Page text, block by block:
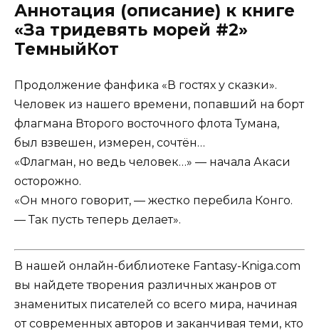
Аннотация (описание) к книге
«За тридевять морей #2»
ТемныйКот
Продолжение фанфика «В гостях у сказки».
Человек из нашего времени, попавший на борт
флагмана Второго восточного флота Тумана,
был взвешен, измерен, сочтён…
«Флагман, но ведь человек…» — начала Акаси
осторожно.
«Он много говорит, — жестко перебила Конго.
— Так пусть теперь делает».
В нашей онлайн-библиотеке Fantasy-Kniga.com
вы найдете творения различных жанров от
знаменитых писателей со всего мира, начиная
от современных авторов и заканчивая теми, кто